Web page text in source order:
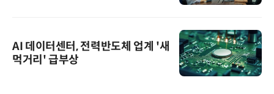
AI 데이터센터, 전력반도체 업계 '새
먹거리' 급부상